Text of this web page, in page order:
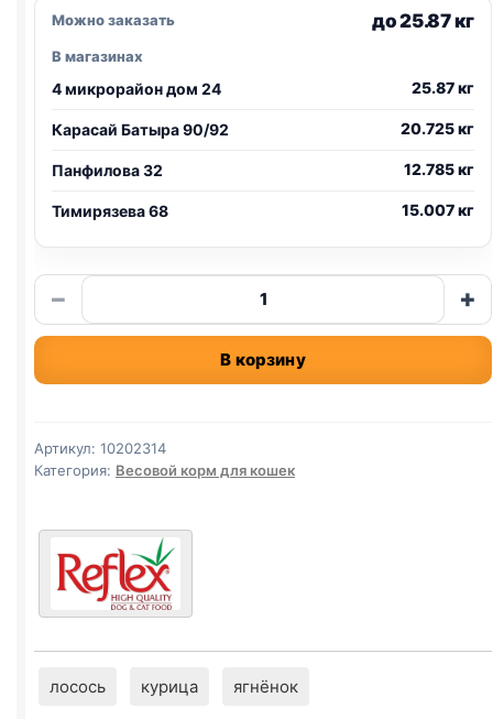
Можно заказать до 25.87 кг
В магазинах
4 микрорайон дом 24 25.87 кг
Карасай Батыра 90/92 20.725 кг
Панфилова 32 12.785 кг
Тимирязева 68 15.007 кг
−
Количество
товара
Reflex
(СТЕРИЛ.,
весовой
1кг
+
В корзину
Артикул: 10202314
Категория: Весовой корм для кошек
лосось курица ягнёнок